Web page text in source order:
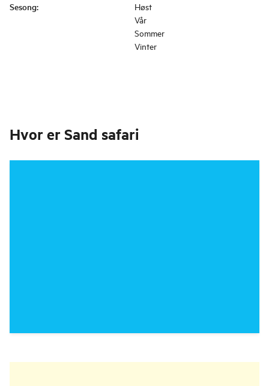
Sesong:
Høst
Vår
Sommer
Vinter
Hvor er Sand safari